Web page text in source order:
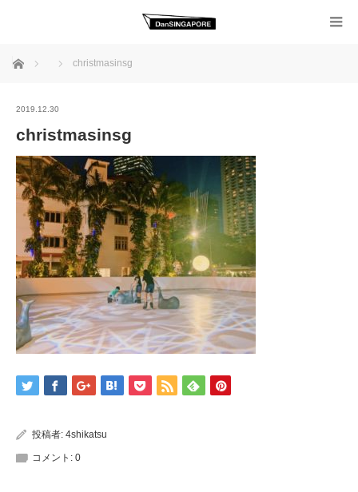
ホーム christmasinsg
2019.12.30
christmasinsg
投稿者: 4shikatsu
コメント: 0